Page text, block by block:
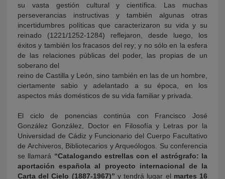
su vasta gestión cultural y científica. Las muchas
perseverancias instructivas y también algunas otras
incertidumbres políticas que caracterizaron su vida y su
reinado (1221/1252-1284) reflejaron, desde luego, los
éxitos y también los fracasos del rey; y no sólo en la esfera
de las relaciones públicas del poder, las propias de un
soberano del
reino de Castilla y León, sino también en las de un hombre,
ciertamente sabio y adelantado a su época, en los
aspectos más domésticos de su vida familiar y privada.
El ciclo de ponencias continúa con Francisco José
González González, Doctor en Filosofía y Letras por la
Universidad de Cádiz y Funcionario del Cuerpo Facultativo
de Archiveros, Bibliotecarios y Arqueólogos. Su conferencia
se llamará “Catalogando estrellas con el astrógrafo: la
aportación española al proyecto internacional de la
Carta del Cielo (1887-1967)” y tendrá lugar el martes 16